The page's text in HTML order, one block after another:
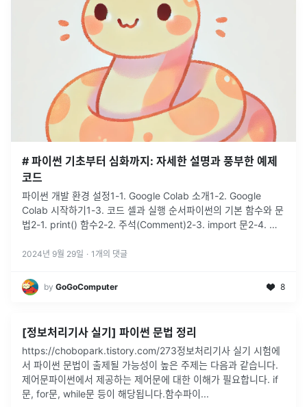
# 파이썬 기초부터 심화까지: 자세한 설명과 풍부한 예제
코드
파이썬 개발 환경 설정1-1. Google Colab 소개1-2. Google
Colab 시작하기1-3. 코드 셀과 실행 순서파이썬의 기본 함수와 문
법2-1. print() 함수2-2. 주석(Comment)2-3. import 문2-4. 들
2024년 9월 29일 · 1 개의 댓글
by GoGoComputer 8
[정보처리기사 실기] 파이썬 문법 정리
https://chobopark.tistory.com/273정보처리기사 실기 시험에
서 파이썬 문법이 출제될 가능성이 높은 주제는 다음과 같습니다.
제어문파이썬에서 제공하는 제어문에 대한 이해가 필요합니다. if
문, for문, while문 등이 해당됩니다.함수파이...